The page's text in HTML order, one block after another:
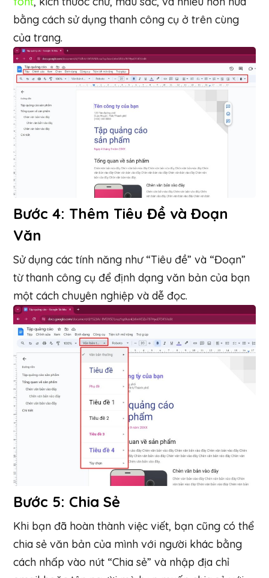
bằng cách sử dụng thanh công cụ ở trên cùng
của trang.
Bước 4: Thêm Tiêu Đề và Đoạn
Văn
Sử dụng các tính năng như “Tiêu đề” và “Đoạn”
từ thanh công cụ để định dạng văn bản của bạn
một cách chuyên nghiệp và dễ đọc.
Bước 5: Chia Sẻ
Khi bạn đã hoàn thành việc viết, bạn cũng có thể
chia sẻ văn bản của mình với người khác bằng
cách nhấp vào nút “Chia sẻ” và nhập địa chỉ